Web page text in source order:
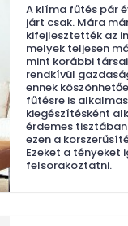
A klíma fűtés pár
járt csak. Mára
kifejlesztették az
melyek teljesen
mint korábbi
rendkívül
ennek
fűtésre is
kiegészítésként
érdemes
ezen a
Ezeket a tényeket
felsorakoztatni.